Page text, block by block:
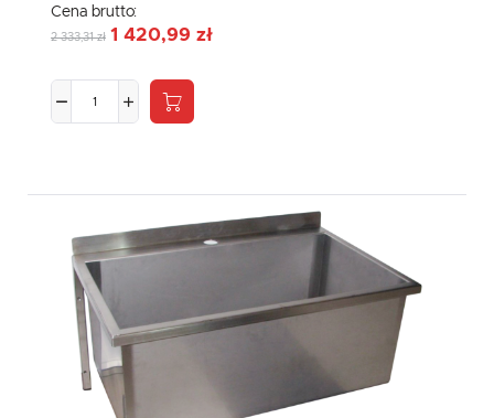
Cena brutto:
2 333,31 zł 1 420,99 zł